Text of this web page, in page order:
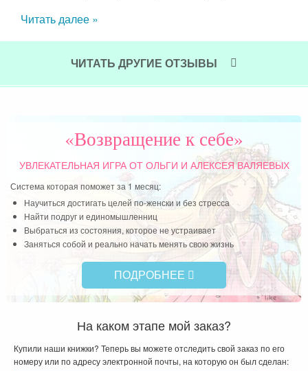
Читать далее »
ЧИТАТЬ ДРУГИЕ ОТЗЫВЫ
«Возвращение к себе»
УВЛЕКАТЕЛЬНАЯ ИГРАОТ ОЛЬГИ И АЛЕКСЕЯ ВАЛЯЕВЫХ
Система которая поможет за 1 месяц:
Научиться достигать целей по-женски и без стресса
Найти подруг и единомышленниц
Выбраться из состояния, которое не устраивает
Заняться собой и реально начать менять свою жизнь
ПОДРОБНЕЕ
На каком этапе мой заказ?
Купили наши книжки? Теперь вы можете отследить свой заказ по его
номеру или по адресу электронной почты, на которую он был сделан: